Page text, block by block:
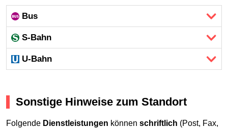
Bus
S-Bahn
U-Bahn
Sonstige Hinweise zum Standort
Folgende Dienstleistungen können schriftlich (Post, Fax,